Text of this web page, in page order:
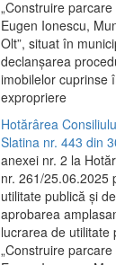
„Construire
Eugen Ionescu,
Olt”, situat în
declanșarea
imobilelor cuprinse
expropriere
Hotărârea
Slatina nr. 443 din
anexei nr. 2 la
nr. 261/25.06.2025
utilitate publică şi
aprobarea
lucrarea de utilitate
„Construire